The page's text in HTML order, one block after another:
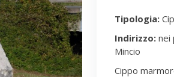
Tipologia:
Indirizzo: nei
Mincio
Cippo